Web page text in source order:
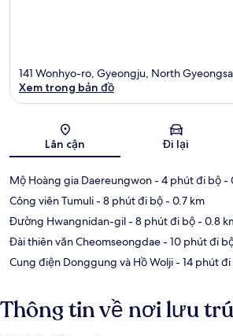
Bản đồ
141 Wonhyo-ro, Gyeongju, North
Xem trong bản đồ
Lân cận Đi lại
Mộ Hoàng gia Daereungwon- 4 phút đi bộ-
Công viên Tumuli- 8 phút đi bộ- 0.7 km
Đường Hwangnidan-gil- 8 phút đi bộ- 0.8
Đài thiên văn Cheomseongdae- 10 phút đi
Cung điện Donggung và Hồ Wolji- 14 phút
Thông tin về nơi lưu